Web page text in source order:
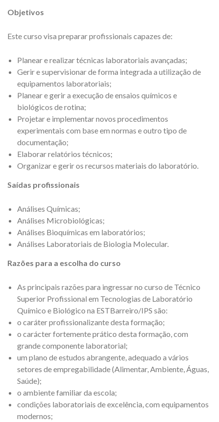
Objetivos
Este curso visa preparar profissionais capazes de:
Planear e realizar técnicas laboratoriais avançadas;
Gerir e supervisionar de forma integrada a utilização de
equipamentos laboratoriais;
Planear e gerir a execução de ensaios químicos e
biológicos de rotina;
Projetar e implementar novos procedimentos
experimentais com base em normas e outro tipo de
documentação;
Elaborar relatórios técnicos;
Organizar e gerir os recursos materiais do laboratório.
Saídas profissionais
Análises Químicas;
Análises Microbiológicas;
Análises Bioquímicas em laboratórios;
Análises Laboratoriais de Biologia Molecular.
Razões para a escolha do curso
As principais razões para ingressar no curso de Técnico
Superior Profissional em Tecnologias de Laboratório
Químico e Biológico na ESTBarreiro/IPS são:
o caráter profissionalizante desta formação;
o carácter fortemente prático desta formação, com
grande componente laboratorial;
um plano de estudos abrangente, adequado a vários
setores de empregabilidade (Alimentar, Ambiente, Águas,
Saúde);
o ambiente familiar da escola;
condições laboratoriais de excelência, com equipamentos
modernos;